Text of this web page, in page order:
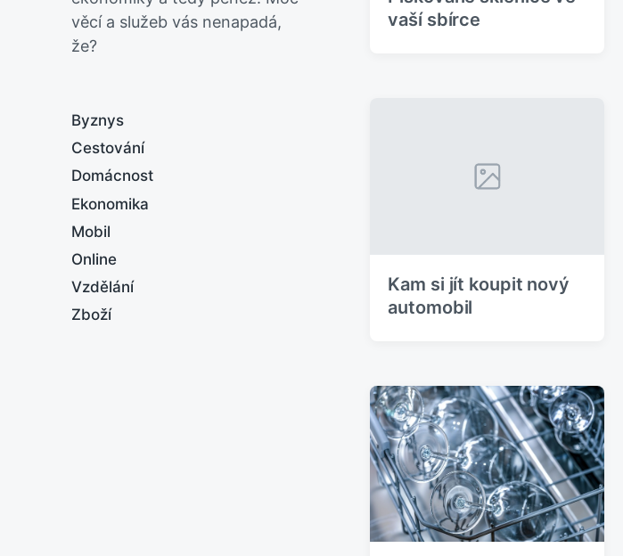
věcí a služeb vás nenapadá,
že?
Byznys
Cestování
Domácnost
Ekonomika
Mobil
Online
Vzdělání
Zboží
vaší sbírce
Kam si jít koupit nový
automobil